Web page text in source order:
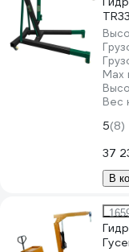
Мах
Вес
5(8)
37
В